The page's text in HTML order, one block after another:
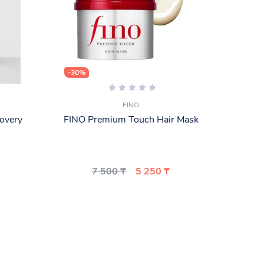
-30%
FINO
FINO Premium Touch Hair Mask
7 500 ₸ 5 250 ₸